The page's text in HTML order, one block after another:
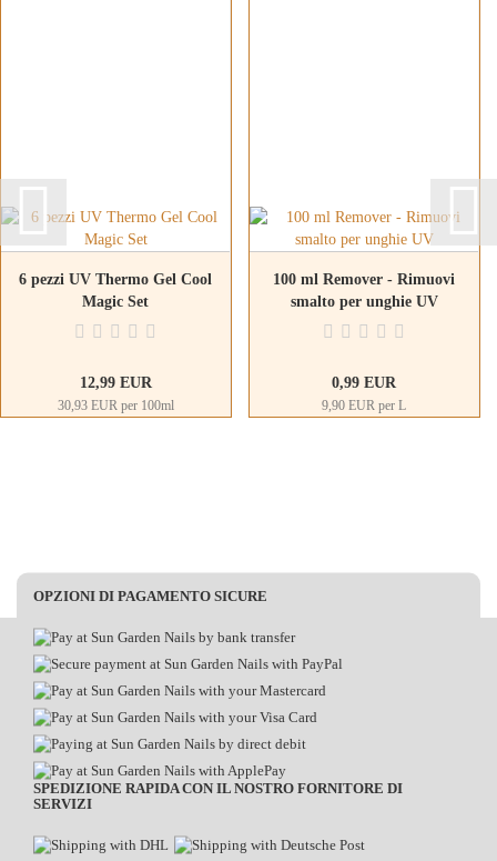
6 pezzi UV Thermo Gel Cool
Magic Set
12,99 EUR
30,93 EUR per 100ml
100 ml Remover - Rimuovi
smalto per unghie UV
0,99 EUR
9,90 EUR per L
OPZIONI DI PAGAMENTO SICURE
SPEDIZIONE RAPIDA CON IL NOSTRO FORNITORE DI
SERVIZI